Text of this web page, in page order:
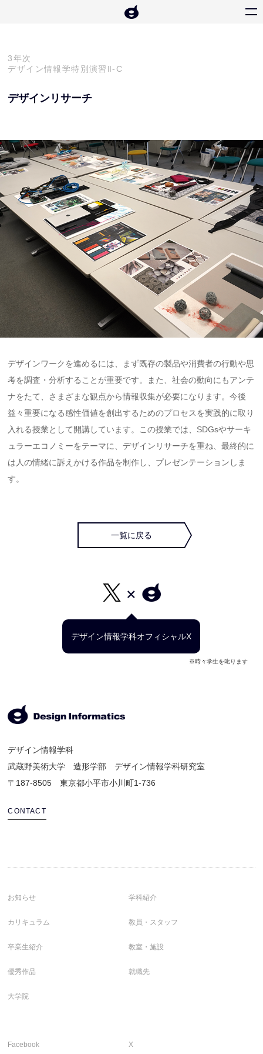
3年次
デザイン情報学特別演習Ⅱ-C
デザインリサーチ
デザインワークを進めるには、まず既存の製品や消費者の行動や思
考を調査・分析することが重要です。また、社会の動向にもアンテ
ナをたて、さまざまな観点から情報収集が必要になります。今後
益々重要になる感性価値を創出するためのプロセスを実践的に取り
入れる授業として開講しています。この授業では、SDGsやサーキ
ュラーエコノミーをテーマに、デザインリサーチを重ね、最終的に
は人の情緒に訴えかける作品を制作し、プレゼンテーションしま
す。
一覧に戻る
デザイン情報学科オフィシャルX
※時々学生を叱ります
デザイン情報学科
武蔵野美術大学 造形学部 デザイン情報学科研究室
〒187-8505 東京都小平市小川町1-736
CONTACT
お知らせ 学科紹介
カリキュラム 教員・スタッフ
卒業生紹介 教室・施設
優秀作品 就職先
大学院
Facebook X